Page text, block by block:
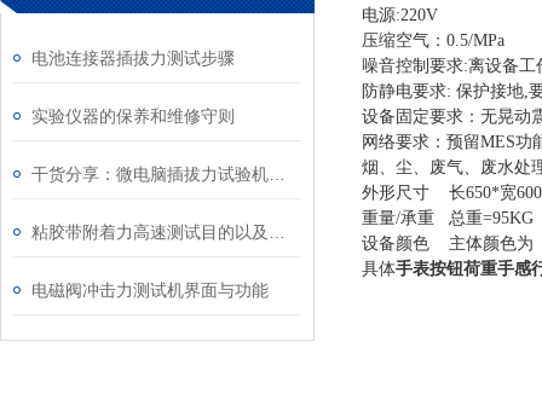
电池连接器插拔力测试步骤
实验仪器的保养和维修守则
电磁阀冲击力测试机界面与功能
电源:220V
压缩空气： 0.5/MPa
噪音控制要求:离设备工
防静电要求: 保护接地,
设备固定要求：无晃动
网络要求：预留MES功
烟、尘、废气、废水处
外形尺寸
长650*宽
重量/承重 总重=95KG
设备颜色
主体颜色为
具体手表按钮荷重手感